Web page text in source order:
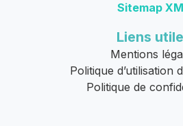
Sitemap
Liens
Mentions
Politique d’utilisation
Politique de